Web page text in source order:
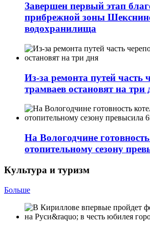
Завершен первый этап
прибрежной зоны
водохранилища
Из-за ремонта путей часть
трамваев остановят на три
На Вологодчине
отопительному сезону
Культура и туризм
Больше